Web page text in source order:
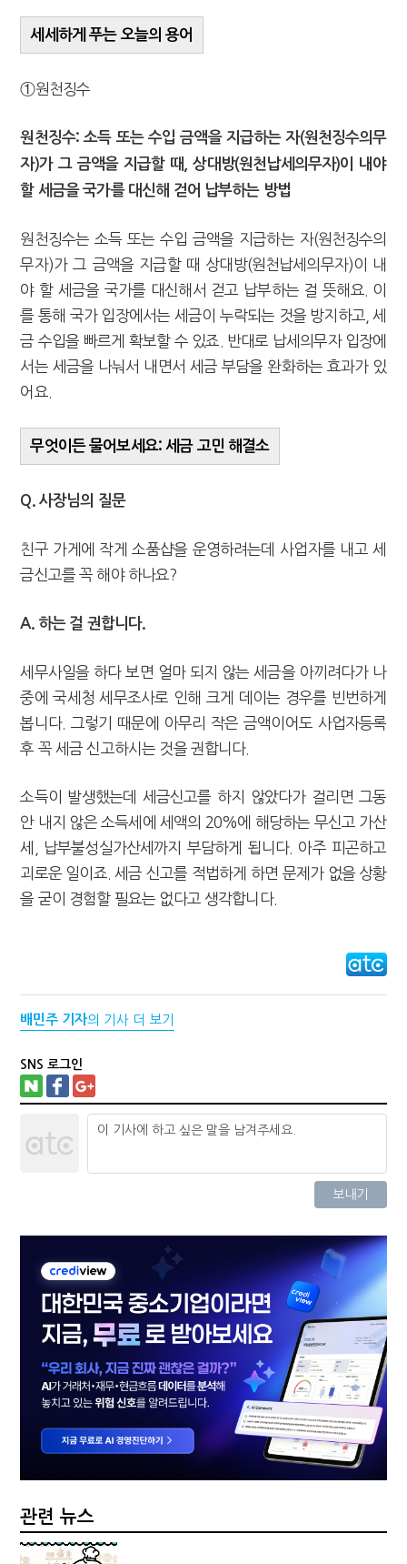
세세하게 푸는 오늘의 용어
①원천징수
원천징수: 소득 또는 수입 금액을 지급하는 자(원천징수의무
자)가 그 금액을 지급할 때, 상대방(원천납세의무자)이 내야
할 세금을 국가를 대신해 걷어 납부하는 방법
원천징수는 소득 또는 수입 금액을 지급하는 자(원천징수의
무자)가 그 금액을 지급할 때 상대방(원천납세의무자)이 내
야 할 세금을 국가를 대신해서 걷고 납부하는 걸 뜻해요. 이
를 통해 국가 입장에서는 세금이 누락되는 것을 방지하고, 세
금 수입을 빠르게 확보할 수 있죠. 반대로 납세의무자 입장에
서는 세금을 나눠서 내면서 세금 부담을 완화하는 효과가 있
어요.
무엇이든 물어보세요: 세금 고민 해결소
Q. 사장님의 질문
친구 가게에 작게 소품샵을 운영하려는데 사업자를 내고 세
금신고를 꼭 해야 하나요?
A. 하는 걸 권합니다.
세무사일을 하다 보면 얼마 되지 않는 세금을 아끼려다가 나
중에 국세청 세무조사로 인해 크게 데이는 경우를 빈번하게
봅니다. 그렇기 때문에 아무리 작은 금액이어도 사업자등록
후 꼭 세금 신고하시는 것을 권합니다.
소득이 발생했는데 세금신고를 하지 않았다가 걸리면 그동
안 내지 않은 소득세에 세액의 20%에 해당하는 무신고 가산
세, 납부불성실가산세까지 부담하게 됩니다. 아주 피곤하고
괴로운 일이죠. 세금 신고를 적법하게 하면 문제가 없을 상황
을 굳이 경험할 필요는 없다고 생각합니다.
배민주 기자의 기사 더 보기
SNS 로그인
관련 뉴스